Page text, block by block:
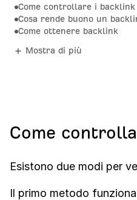
Come controllare i backlink
Cosa rende buono un
Come ottenere backlink
Mostra di più
Come
Esistono due modi per
Il primo metodo